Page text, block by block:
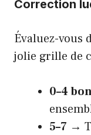
Correction
Évaluez-vous
jolie grille de
0–4
5–7 →